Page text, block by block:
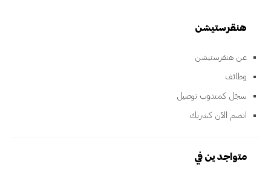
هنقرستيشن
عن هنقرستيشن
وظائف
سجّل كمندوب توصيل
انضم الآن كشريك
متواجدين في